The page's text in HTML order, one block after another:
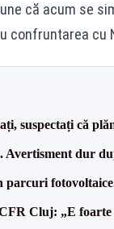
că acum se
confruntarea cu
suspectați că
dur
Cluj: „E